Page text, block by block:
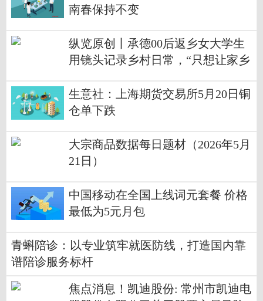
南春保持不变
纵览原创丨承德00后返乡女大学生
用镜头记录乡村日常，“只想让家乡
生意社：上海期货交易所5月20日铜
仓单下跌
大宗商品数据每日题材（2026年5月
21日）​
中国移动在全国上线词元套餐 价格
最低为5元月包
青蝌陪诊：以专业筑牢就医防线，打造国内靠
谱陪诊服务标杆
焦点消息！凯迪股份: 常州市凯迪电